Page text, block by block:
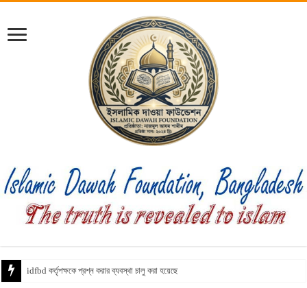
idfbd কর্তৃপক্ষকে প্রশ্ন করার ব্যবস্থা চালু করা হয়েছে